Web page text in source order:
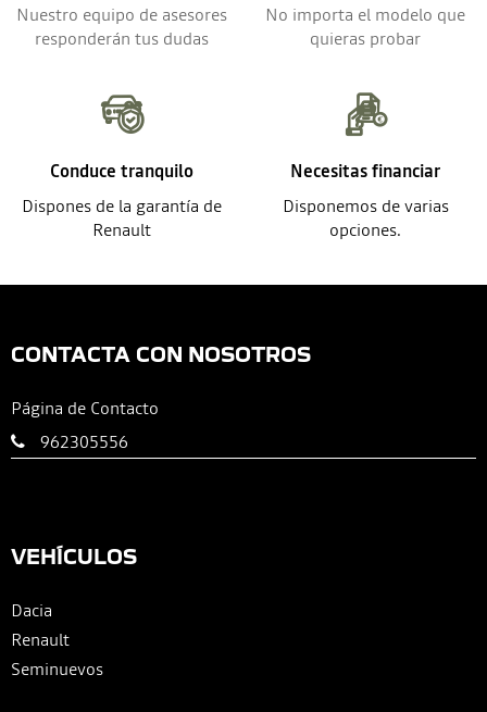
Nuestro equipo de asesores
responderán tus dudas
No importa el modelo que
quieras probar
Conduce tranquilo
Dispones de la garantía de
Renault
Necesitas financiar
Disponemos de varias
opciones.
CONTACTA CON NOSOTROS
Página de Contacto
962305556
VEHÍCULOS
Dacia
Renault
Seminuevos